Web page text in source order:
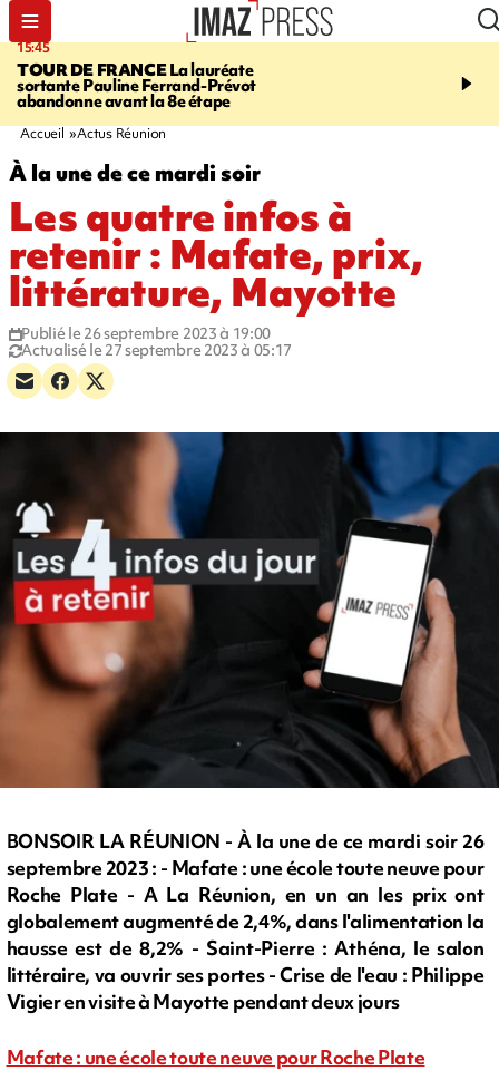
15:45
TOUR DE FRANCELa lauréate
sortante Pauline Ferrand-Prévot
abandonne avant la 8e étape
20:17
routière, concours de
Accueil Actus Réunion
À la une de ce mardi soir
Les quatre infos à
retenir : Mafate, prix,
littérature, Mayotte
Publié le 26 septembre 2023 à 19:00
Actualisé le 27 septembre 2023 à 05:17
BONSOIR LA RÉUNION - À la une de ce mardi soir 26
septembre 2023 : - Mafate : une école toute neuve pour
Roche Plate - A La Réunion, en un an les prix ont
globalement augmenté de 2,4%, dans l'alimentation la
hausse est de 8,2% - Saint-Pierre : Athéna, le salon
littéraire, va ouvrir ses portes - Crise de l'eau : Philippe
Vigier en visite à Mayotte pendant deux jours
Mafate : une école toute neuve pour Roche Plate